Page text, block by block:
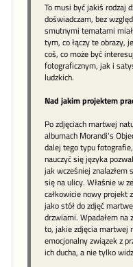
To musi być jakiś rodzaj
doświadczam, bez
smutnymi tematami
tym, co łączy te obrazy,
coś, co może być
fotograficznym, jak i
ludzkich.
Nad jakim projektem
Po zdjęciach martwej
albumach Morandi's
dalej tego typu
nauczyć się języka
jak wcześniej znalazłem
się na ulicy. Właśnie w
całkowicie nowy projekt
jako stół do zdjęć
drzwiami. Wpadałem na
to, jakie zdjęcia martwej
emocjonalny związek z
ich ducha, a nie tylko